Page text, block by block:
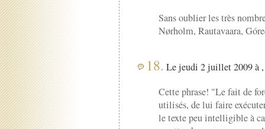
Sans oublier les très
Nørholm, Rautavaara,
18. Le jeudi 2 juillet 2009 à
Cette phrase! "Le fait de
utilisés, de lui faire
le texte peu intelligible à